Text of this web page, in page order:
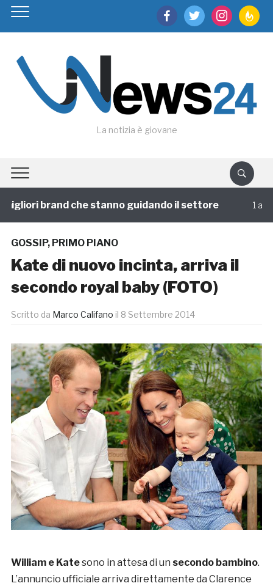
facebooktwitter instagram
La notizia è giovane
brand che stanno guidando il settore 1 annofa
GOSSIP, PRIMO PIANO
Kate di nuovo incinta, arriva il
secondo royal baby (FOTO)
Scritto da Marco Califano il 8 Settembre 2014
William e Katesono in attesa di un secondo bambino.
L’annuncio ufficiale arriva direttamente da Clarence